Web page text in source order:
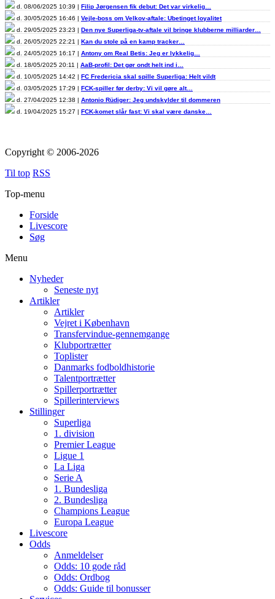
d. 08/06/2025 10:39 | Filip Jørgensen fik debut: Det var virkelig…
d. 30/05/2025 16:46 | Vejle-boss om Velkov-aftale: Ubetinget loyalitet
d. 29/05/2025 23:23 | Den nye Superliga-tv-aftale vil bringe klubberne milliarder…
d. 26/05/2025 22:21 | Kan du stole på en kamp tracker…
d. 24/05/2025 16:17 | Antony om Real Betis: Jeg er lykkelig…
d. 18/05/2025 20:11 | AaB-profil: Det gør ondt helt ind i…
d. 10/05/2025 14:42 | FC Fredericia skal spille Superliga: Helt vildt
d. 03/05/2025 17:29 | FCK-spiller før derby: Vi vil gøre alt…
d. 27/04/2025 12:38 | Antonio Rüdiger: Jeg undskylder til dommeren
d. 19/04/2025 15:27 | FCK-komet slår fast: Vi skal være danske…
Copyright © 2006-2026
Til top RSS
Top-menu
Forside
Livescore
Søg
Menu
Nyheder
Seneste nyt
Artikler
Artikler
Vejret i København
Transfervindue-gennemgange
Klubportrætter
Toplister
Danmarks fodboldhistorie
Talentportrætter
Spillerportrætter
Spillerinterviews
Stillinger
Superliga
1. division
Premier League
Ligue 1
La Liga
Serie A
1. Bundesliga
2. Bundesliga
Champions League
Europa League
Livescore
Odds
Anmeldelser
Odds: 10 gode råd
Odds: Ordbog
Odds: Guide til bonusser